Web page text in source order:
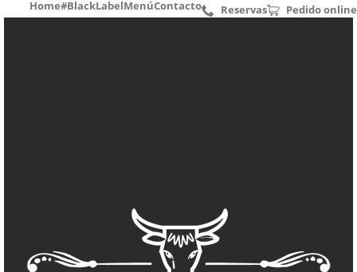
Home#BlackLabelMenúContacto Reservas Pedido online